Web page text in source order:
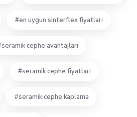
en uygun sinterflex fiyatları
seramik cephe avantajları
seramik cephe fiyatları
seramik cephe kaplama